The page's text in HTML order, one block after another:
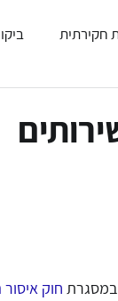
חקירתית
במסגרת חוק